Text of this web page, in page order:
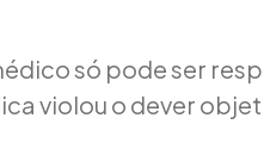
só pode ser
violou o dever